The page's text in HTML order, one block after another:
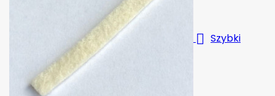
 Szybki